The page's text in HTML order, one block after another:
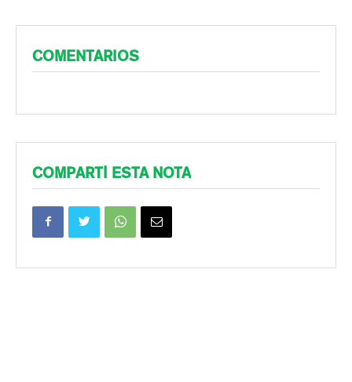
COMENTARIOS
COMPARTÍ ESTA NOTA